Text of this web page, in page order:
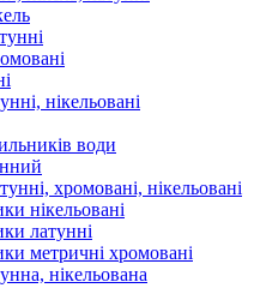
нікельовані
води
хромовані, нікельовані
нікельовані
латунні
метричні хромовані
нікельована